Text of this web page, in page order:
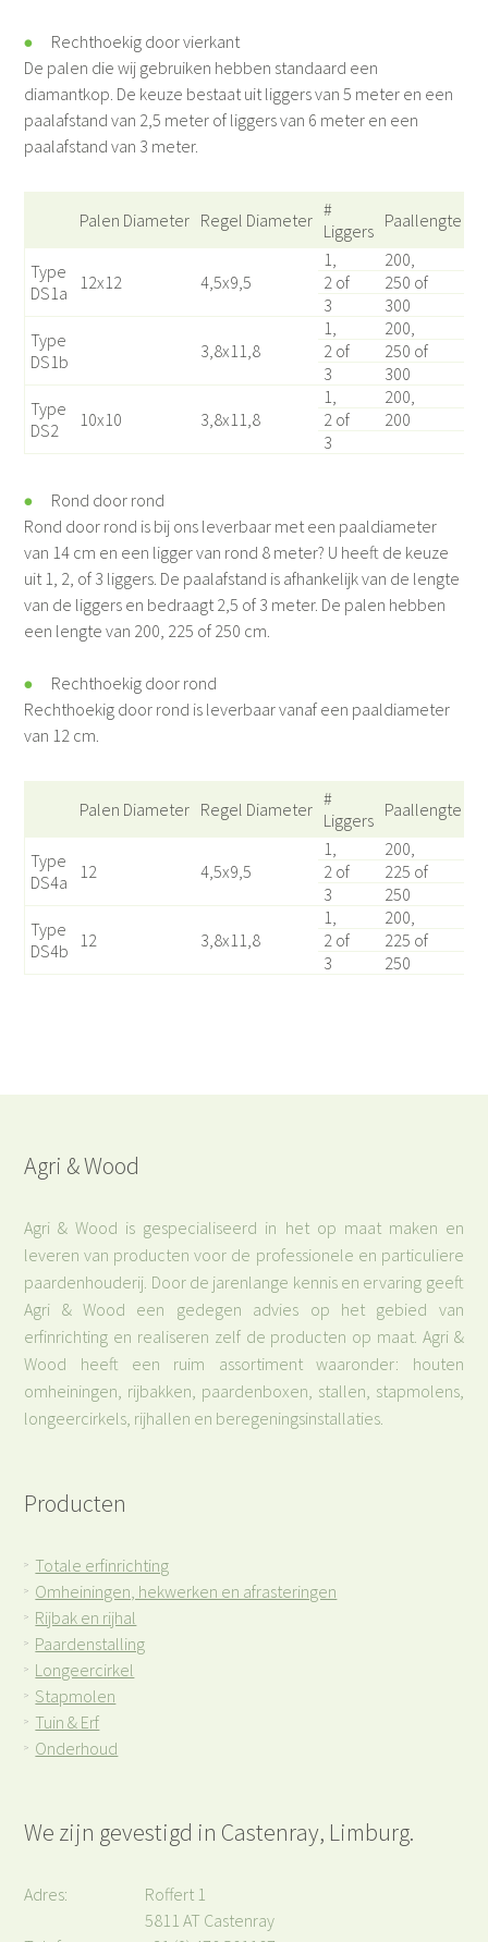
Rechthoekig door vierkant
De palen die wij gebruiken hebben standaard een
diamantkop. De keuze bestaat uit liggers van 5 meter en een
paalafstand van 2,5 meter of liggers van 6 meter en een
paalafstand van 3 meter.
Palen Diameter Regel Diameter #
Liggers Paallengte
Type
DS1a
12x12 4,5x9,5
1,
200,
2 of
250 of
3
300
Type
DS1b
3,8x11,8
1,
200,
2 of
250 of
3
300
Type
DS2
10x10 3,8x11,8
1,
200,
2 of
200
3
Rond door rond
Rond door rond is bij ons leverbaar met een paaldiameter
van 14 cm en een ligger van rond 8 meter? U heeft de keuze
uit 1, 2, of 3 liggers. De paalafstand is afhankelijk van de lengte
van de liggers en bedraagt 2,5 of 3 meter. De palen hebben
een lengte van 200, 225 of 250 cm.
Rechthoekig door rond
Rechthoekig door rond is leverbaar vanaf een paaldiameter
van 12 cm.
Palen Diameter Regel Diameter #
Liggers Paallengte
Type
DS4a
12 4,5x9,5
1,
200,
2 of
225 of
3
250
Type
DS4b
12 3,8x11,8
1,
200,
2 of
225 of
3
250
Agri & Wood
Agri & Wood is gespecialiseerd in het op maat maken en
leveren van producten voor de professionele en particuliere
paardenhouderij. Door de jarenlange kennis en ervaring geeft
Agri & Wood een gedegen advies op het gebied van
erfinrichting en realiseren zelf de producten op maat. Agri &
Wood heeft een ruim assortiment waaronder: houten
omheiningen, rijbakken, paardenboxen, stallen, stapmolens,
longeercirkels, rijhallen en beregeningsinstallaties.
Producten
> Totale erfinrichting
> Omheiningen, hekwerken en afrasteringen
> Rijbak en rijhal
> Paardenstalling
> Longeercirkel
> Stapmolen
> Tuin & Erf
> Onderhoud
We zijn gevestigd in Castenray, Limburg.
Adres:
Roffert 1
5811 AT Castenray